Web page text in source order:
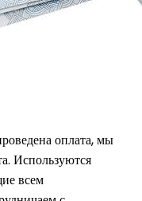
оплата, мы
Используются
всем